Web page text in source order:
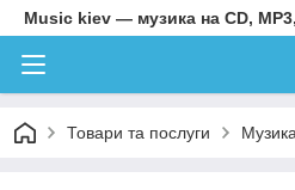
Music kiev — музика на CD,
Товари та послуги